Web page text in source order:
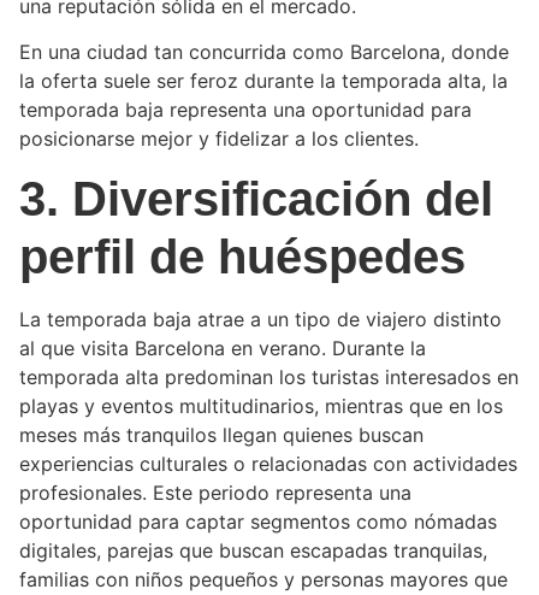
una reputación sólida en el mercado.
En una ciudad tan concurrida como Barcelona, donde
la oferta suele ser feroz durante la temporada alta, la
temporada baja representa una oportunidad para
posicionarse mejor y fidelizar a los clientes.
3. Diversificación del
perfil de huéspedes
La temporada baja atrae a un tipo de viajero distinto
al que visita Barcelona en verano. Durante la
temporada alta predominan los turistas interesados en
playas y eventos multitudinarios, mientras que en los
meses más tranquilos llegan quienes buscan
experiencias culturales o relacionadas con actividades
profesionales. Este periodo representa una
oportunidad para captar segmentos como nómadas
digitales, parejas que buscan escapadas tranquilas,
familias con niños pequeños y personas mayores que